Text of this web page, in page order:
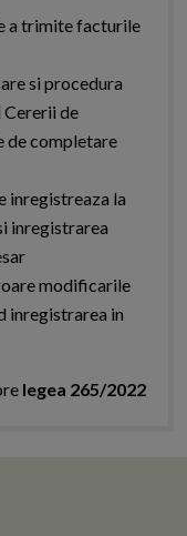
a trimite facturile
si procedura
de
de completare
inregistreaza la
inregistrarea
modificarile
inregistrarea in
legea 265/2022